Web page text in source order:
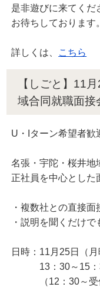
是非遊びに来てくだ
お待ちしております。
詳しくは、 こちら
【しごと】11
域合同就職面接
U・Iターン希望者歓
名張・宇陀・桜井地
正社員を中心とした
・複数社との直接面
・説明を聞くだけで
日時：11月25日（月
13：30～15：
（12：30～受